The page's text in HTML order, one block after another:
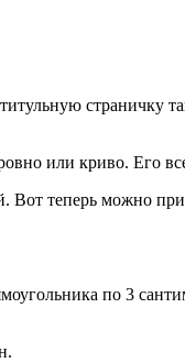
страничку
или криво. Его
теперь можно
по 3